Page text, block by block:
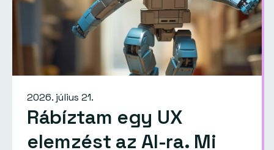
2026. július 21.
Rábíztam egy UX
elemzést az AI-ra. Mi